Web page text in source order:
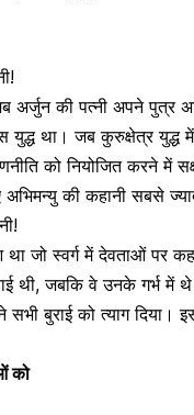
अर्जुन की पत्नी अपने पुत्र
युद्ध था। जब कुरुक्षेत्र युद्ध
को नियोजित करने में
की कहानी सबसे
था जो स्वर्ग में देवताओं पर
थी, जबकि वे उनके गर्भ में
बुराई को त्याग दिया।
को